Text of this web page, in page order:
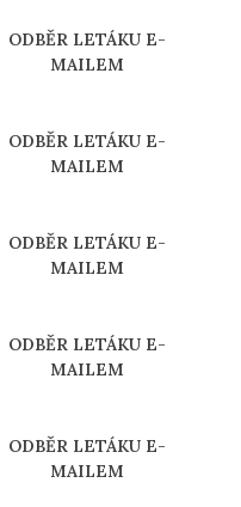
ODBĚR LETÁKU E-
MAILEM
ODBĚR LETÁKU E-
MAILEM
ODBĚR LETÁKU E-
MAILEM
ODBĚR LETÁKU E-
MAILEM
ODBĚR LETÁKU E-
MAILEM